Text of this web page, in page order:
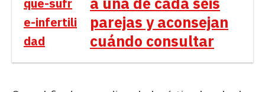
parejas y aconsejan
cuándo consultar